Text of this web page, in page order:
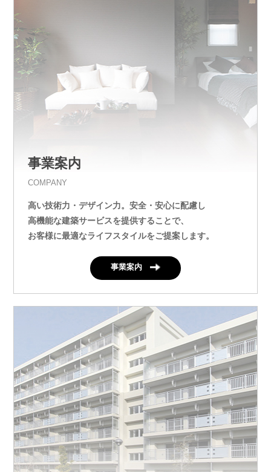
事業案内
COMPANY
高い技術力・デザイン力。安全・安心に配慮し
高機能な建築サービスを提供することで、
お客様に最適なライフスタイルをご提案します。
事業案内